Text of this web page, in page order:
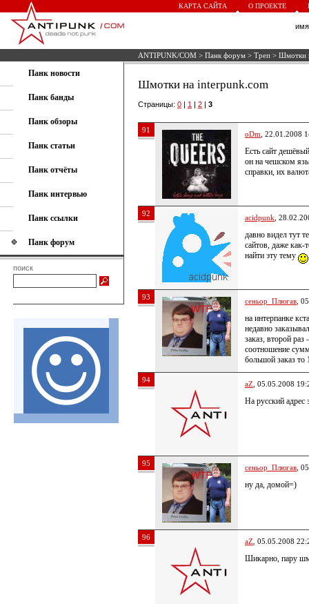
КАРТА САЙТА О ПРОЕКТЕ
ANTIPUNK/COM > Панк форум > Треп > Шмотки
Панк новости
Панк банды
Панк обзоры
Панк статьи
Панк отчёты
Панк интервью
Панк ссылки
Панк форум
поиск
Шмотки на interpunk.com
Страницы: 0 | 1 | 2 | 3
91 oDm , 22.01.2008
Есть сайт
он на чешском
справки, их
92 acidpunk ,
давно видел тут
сайтов, даже как-
найти эту тему
93 сеньор_Плюгав ,
на интерпанке
недавно
заказ, второй
соотношение
большой заказ то
94 aZ , 05.05.2008
На русский адрес
95 сеньор_Плюгав ,
ну да, домой=)
96 aZ , 05.05.2008
Шикарно, пару